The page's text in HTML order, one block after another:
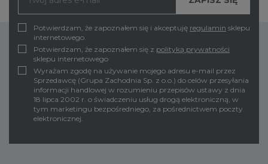
Potwierdzam, że zapoznałem się i akceptuję regulamin sklepu
internetowego.
Potwierdzam, że zapoznałem się z polityką prywatności
sklepu internetowego
Wyrażam zgodę na używanie mojego adresu e-mail przez
Sprzedawcę (Grupa Zachodnia Sp. z o.o.) do celów przesyłania
informacji handlowej w rozumieniu przepisów ustawy z dnia
18 lipca 2002 r. o świadczeniu usług drogą elektroniczną, w
tym marketingu bezpośredniego, za pośrednictwem poczty
elektronicznej.